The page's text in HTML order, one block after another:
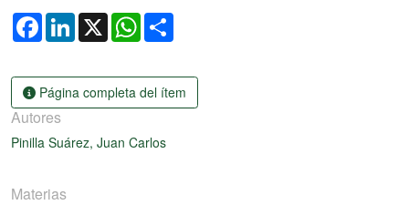
FacebookLinkedIn
X WhatsApp
Página completa del ítem
Autores
Pinilla Suárez, Juan Carlos
Materias